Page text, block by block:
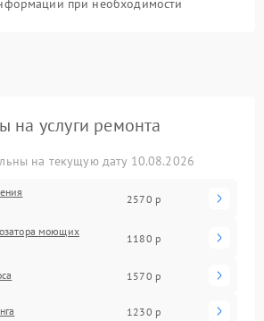
при необходимости
на услуги ремонта
на текущую дату 10.08.2026
2570 р
моющих
1180 р
1570 р
1230 р